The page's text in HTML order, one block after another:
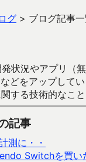
グ > ブログ記事
状況やアプリ（
どをアップし
する技術的なこと
記事
測に・・
Switchを買い